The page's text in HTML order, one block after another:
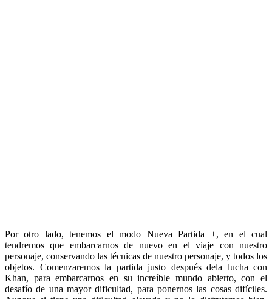
Por otro lado, tenemos el modo Nueva Partida +, en el cual
tendremos que embarcarnos de nuevo en el viaje con nuestro
personaje, conservando las técnicas de nuestro personaje, y todos los
objetos. Comenzaremos la partida justo después dela lucha con
Khan, para embarcarnos en su increíble mundo abierto, con el
desafío de una mayor dificultad, para ponernos las cosas difíciles.